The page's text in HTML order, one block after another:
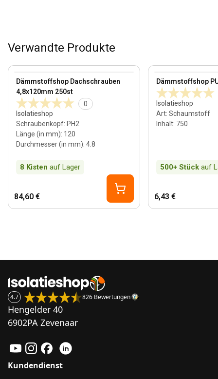
Verwandte Produkte
Dämmstoffshop Dachschrauben
4,8x120mm 250st
0
Isolatieshop
Schraubenkopf: PH2
Länge (in mm): 120
Durchmesser (in mm): 4.8
8 Kisten auf Lager
View product
84,60 €
Dämmstoffshop
Isolatieshop
Art: Schaumstoff
Inhalt: 750
500+ Stück auf
View product
6,43 €
4.7 826 Bewertungen
Hengelder 40
6902PA Zevenaar
Kundendienst